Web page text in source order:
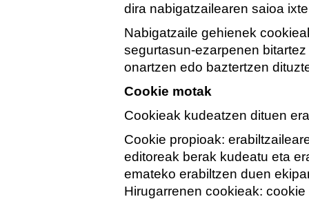
dira nabigatzailearen saioa
Nabigatzaile gehienek
segurtasun-ezarpenen
onartzen edo baztertzen
Cookie motak
Cookieak kudeatzen dituen
Cookie propioak:
editoreak berak kudeatu eta
emateko erabiltzen duen
Hirugarrenen cookieak: